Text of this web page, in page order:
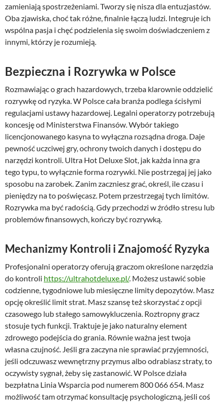
zamieniają spostrzeżeniami. Tworzy się nisza dla entuzjastów.
Oba zjawiska, choć tak różne, finalnie łączą ludzi. Integruje ich
wspólna pasja i chęć podzielenia się swoim doświadczeniem z
innymi, którzy je rozumieją.
Bezpieczna i Rozrywka w Polsce
Rozmawiając o grach hazardowych, trzeba klarownie oddzielić
rozrywkę od ryzyka. W Polsce cała branża podlega ścisłymi
regulacjami ustawy hazardowej. Legalni operatorzy potrzebują
koncesję od Ministerstwa Finansów. Wybór takiego
licencjonowanego kasyna to wyłączna rozsądna droga. Daje
pewność uczciwej gry, ochrony twoich danych i dostępu do
narzędzi kontroli. Ultra Hot Deluxe Slot, jak każda inna gra
tego typu, to wyłącznie forma rozrywki. Nie postrzegaj jej jako
sposobu na zarobek. Zanim zaczniesz grać, określ, ile czasu i
pieniędzy na to poświęcasz. Potem przestrzegaj tych limitów.
Rozrywka ma być radością. Gdy przechodzi w źródło stresu lub
problemów finansowych, kończy być rozrywką.
Mechanizmy Kontroli i Znajomość Ryzyka
Profesjonalni operatorzy oferują graczom określone narzędzia
do kontroli https://ultrahotdeluxe.pl/. Możesz ustawić sobie
codzienne, tygodniowe lub miesięczne limity depozytów. Masz
opcję określić limit strat. Masz szansę też skorzystać z opcji
czasowego lub stałego samowykluczenia. Roztropny gracz
stosuje tych funkcji. Traktuje je jako naturalny element
zdrowego podejścia do grania. Równie ważna jest twoja
własna czujność. Jeśli gra zaczyna nie sprawiać przyjemności,
jeśli odczuwasz wewnętrzny przymus albo odrabiasz straty, to
oczywisty sygnał, żeby się zastanowić. W Polsce działa
bezpłatna Linia Wsparcia pod numerem 800 066 654. Masz
możliwość tam otrzymać konsultację psychologiczną, jeśli coś